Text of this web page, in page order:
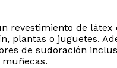
revestimiento de
plantas o juguetes.
de sudoración